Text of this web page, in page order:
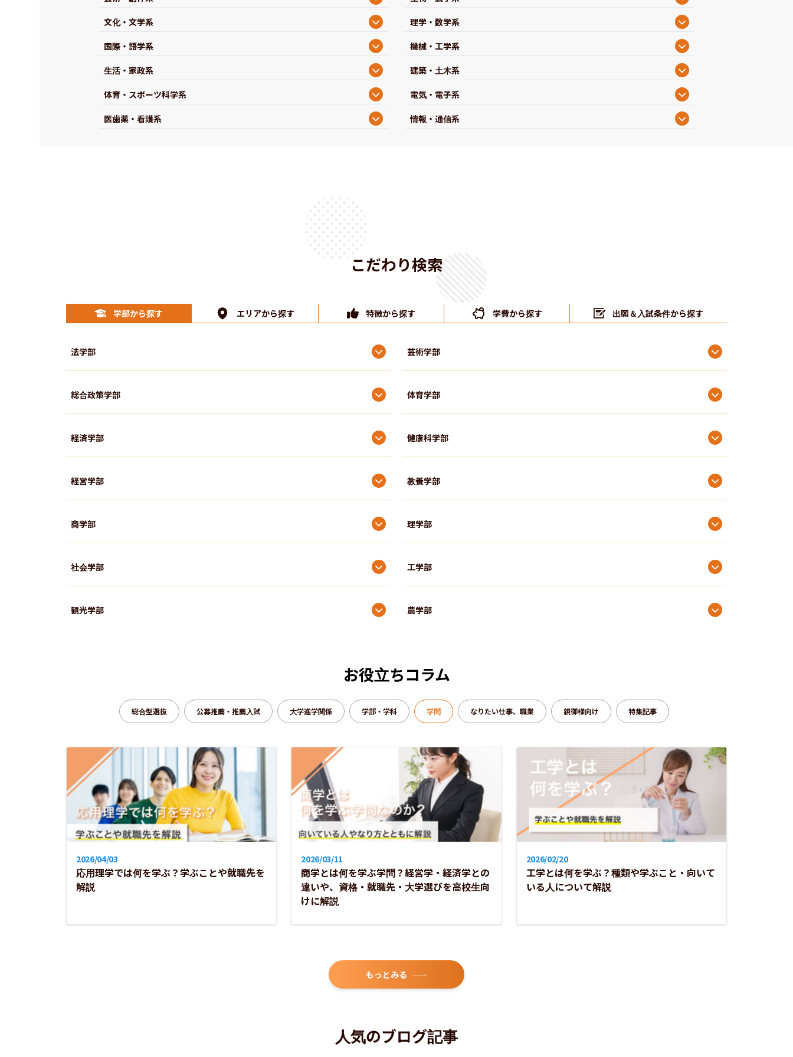
文化・文学系
国際・語学系
生活・家政系
体育・スポーツ科学系
医歯薬・看護系
理学・数学系
機械・工学系
建築・土木系
電気・電子系
情報・通信系
こだわり検索
学部から探す エリアから探す 特徴から探す 学費から探す 出願＆入試条件から探す
法学部
総合政策学部
経済学部
経営学部
商学部
社会学部
観光学部
文学部
人間科学部
外国語学部
芸術学部
体育学部
健康科学部
教養学部
理学部
工学部
農学部
歯学部
薬学部
看護学部
お役立ちコラム
総合型選抜 公募推薦・推薦入試 大学進学関係 学部・学科 学問 なりたい仕事、職業 親御様向け 特集記事
2026/04/03
応用理学では何を学ぶ？学ぶことや就職先を
解説
2026/03/11
商学とは何を学ぶ学問？経営学・経済学との
違いや、資格・就職先・大学選びを高校生向
けに解説
2026/02/20
工学とは何を学ぶ？種類や学ぶこと・向いて
いる人について解説
もっとみる
人気のブログ記事